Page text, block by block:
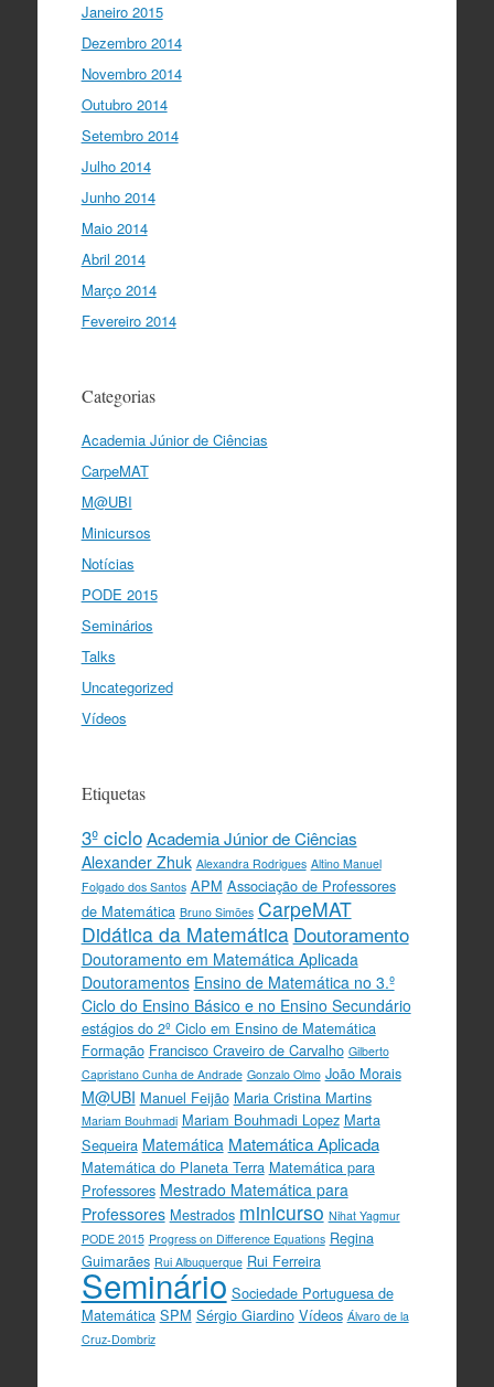
Janeiro 2015
Dezembro 2014
Novembro 2014
Outubro 2014
Setembro 2014
Julho 2014
Junho 2014
Maio 2014
Abril 2014
Março 2014
Fevereiro 2014
Categorias
Academia Júnior de Ciências
CarpeMAT
M@UBI
Minicursos
Notícias
PODE 2015
Seminários
Talks
Uncategorized
Vídeos
Etiquetas
3º ciclo Academia Júnior de Ciências
Alexander Zhuk Alexandra Rodrigues Altino Manuel
Folgado dos Santos APM Associação de Professores
de Matemática Bruno Simões CarpeMAT
Didática da Matemática Doutoramento
Doutoramento em Matemática Aplicada
Doutoramentos Ensino de Matemática no 3.º
Ciclo do Ensino Básico e no Ensino Secundário
estágios do 2º Ciclo em Ensino de Matemática
Formação Francisco Craveiro de Carvalho Gilberto
Capristano Cunha de Andrade Gonzalo Olmo João Morais
M@UBI Manuel Feijão Maria Cristina Martins
Mariam Bouhmadi Mariam Bouhmadi Lopez Marta
Sequeira Matemática Matemática Aplicada
Matemática do Planeta Terra Matemática para
Professores Mestrado Matemática para
Professores Mestrados minicurso Nihat Yagmur
PODE 2015 Progress on Difference Equations Regina
Guimarães Rui Albuquerque Rui Ferreira
Seminário Sociedade Portuguesa de
Matemática SPM Sérgio Giardino Vídeos Álvaro de la
Cruz-Dombriz